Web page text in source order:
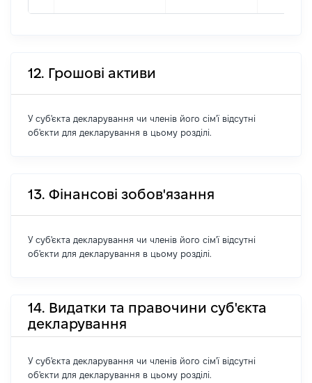
12. Грошові активи
У суб'єкта декларування чи членів його сім'ї відсутні
об'єкти для декларування в цьому розділі.
13. Фінансові зобов'язання
У суб'єкта декларування чи членів його сім'ї відсутні
об'єкти для декларування в цьому розділі.
14. Видатки та правочини суб'єкта
декларування
У суб'єкта декларування чи членів його сім'ї відсутні
об'єкти для декларування в цьому розділі.